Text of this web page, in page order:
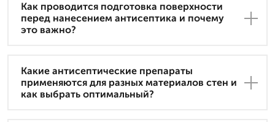
Как проводится подготовка поверхности
перед нанесением антисептика и почему
это важно?
Какие антисептические препараты
применяются для разных материалов стен и
как выбрать оптимальный?